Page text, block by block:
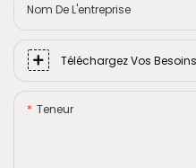
Nom De L'entreprise
Téléchargez Vos Besoins
Teneur